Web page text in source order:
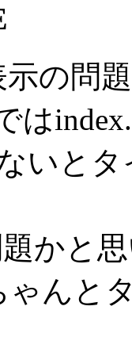
示の問
は
いと
かと
ゃんと